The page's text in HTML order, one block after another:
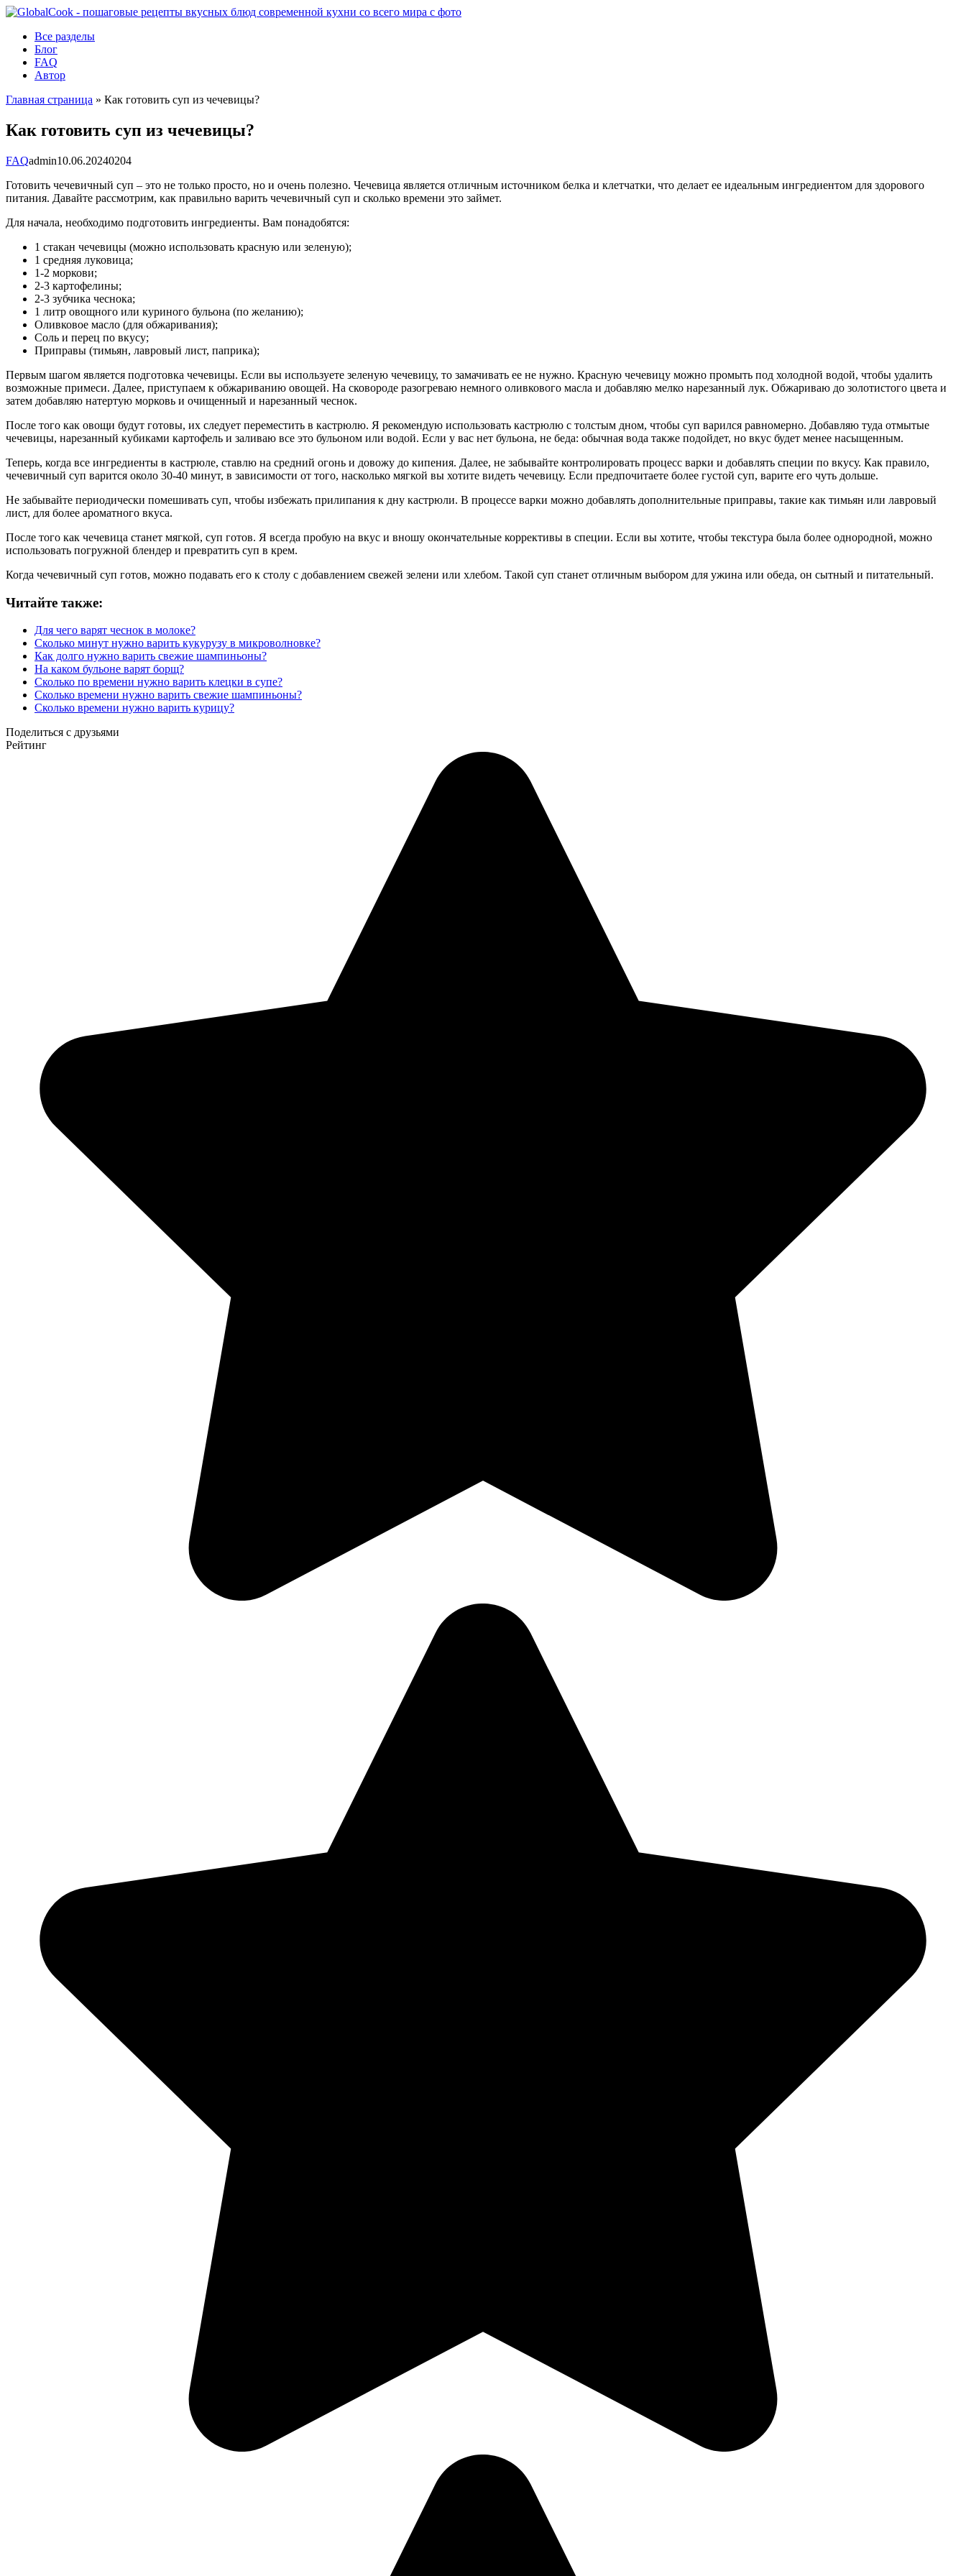
Перейти
контентуВсе разделы
Блог
FAQ
Автор
Главная страница » Как готовить суп из чечевицы?
Как готовить суп из чечевицы?
FAQadmin10.06.20240204
Готовить чечевичный суп – это не только просто, но и очень полезно. Чечевица является отличным источником белка и клетчатки, что делает ее идеальным ингредиентом для здорового
питания. Давайте рассмотрим, как правильно варить чечевичный суп и сколько времени это займет.
Для начала, необходимо подготовить ингредиенты. Вам понадобятся:
1 стакан чечевицы (можно использовать красную или зеленую);
1 средняя луковица;
1-2 моркови;
2-3 картофелины;
2-3 зубчика чеснока;
1 литр овощного или куриного бульона (по желанию);
Оливковое масло (для обжаривания);
Соль и перец по вкусу;
Приправы (тимьян, лавровый лист, паприка);
Первым шагом является подготовка чечевицы. Если вы используете зеленую чечевицу, то замачивать ее не нужно. Красную чечевицу можно промыть под холодной водой, чтобы удалить
возможные примеси. Далее, приступаем к обжариванию овощей. На сковороде разогреваю немного оливкового масла и добавляю мелко нарезанный лук. Обжариваю до золотистого цвета и
затем добавляю натертую морковь и очищенный и нарезанный чеснок.
После того как овощи будут готовы, их следует переместить в кастрюлю. Я рекомендую использовать кастрюлю с толстым дном, чтобы суп варился равномерно. Добавляю туда отмытые
чечевицы, нарезанный кубиками картофель и заливаю все это бульоном или водой. Если у вас нет бульона, не беда: обычная вода также подойдет, но вкус будет менее насыщенным.
Теперь, когда все ингредиенты в кастрюле, ставлю на средний огонь и довожу до кипения. Далее, не забывайте контролировать процесс варки и добавлять специи по вкусу. Как правило,
чечевичный суп варится около 30-40 минут, в зависимости от того, насколько мягкой вы хотите видеть чечевицу. Если предпочитаете более густой суп, варите его чуть дольше.
Не забывайте периодически помешивать суп, чтобы избежать прилипания к дну кастрюли. В процессе варки можно добавлять дополнительные приправы, такие как тимьян или лавровый
лист, для более ароматного вкуса.
После того как чечевица станет мягкой, суп готов. Я всегда пробую на вкус и вношу окончательные коррективы в специи. Если вы хотите, чтобы текстура была более однородной, можно
использовать погружной блендер и превратить суп в крем.
Когда чечевичный суп готов, можно подавать его к столу с добавлением свежей зелени или хлебом. Такой суп станет отличным выбором для ужина или обеда, он сытный и питательный.
Читайте также:
Для чего варят чеснок в молоке?
Сколько минут нужно варить кукурузу в микроволновке?
Как долго нужно варить свежие шампиньоны?
На каком бульоне варят борщ?
Сколько по времени нужно варить клецки в супе?
Сколько времени нужно варить свежие шампиньоны?
Сколько времени нужно варить курицу?
Поделиться с друзьями
Рейтинг